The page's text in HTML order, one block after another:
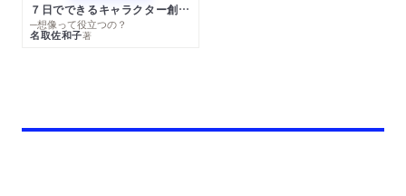
７日でできるキャラクター創作入門
─想像って役立つの？
名取佐和子著